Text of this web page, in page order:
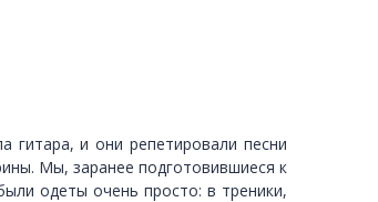
гитара, и они репетировали песни
Мы, заранее подготовившиеся к
одеты очень просто: в треники,